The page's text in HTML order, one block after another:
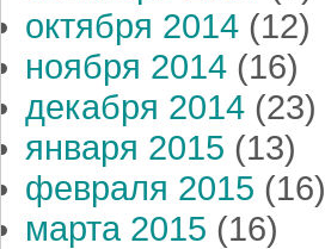
октября 2014 (12)
ноября 2014 (16)
декабря 2014 (23)
января 2015 (13)
февраля 2015 (16)
марта 2015 (16)